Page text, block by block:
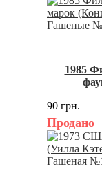
1985
90 грн.
Продано